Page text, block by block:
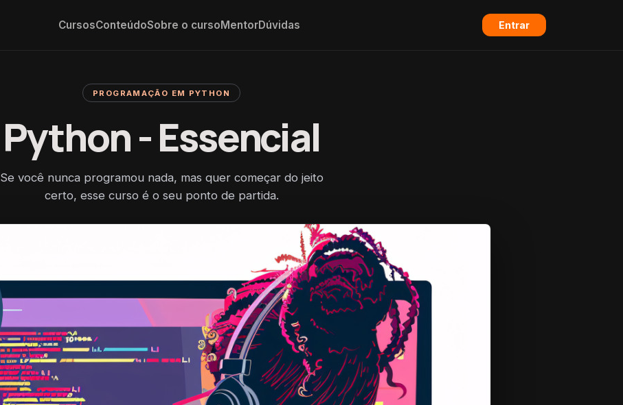
CursosConteúdoSobre o cursoMentorDúvidas Entrar
PROGRAMAÇÃO EM PYTHON
Python - Essencial
Se você nunca programou nada, mas quer começar do jeito
certo, esse curso é o seu ponto de partida.